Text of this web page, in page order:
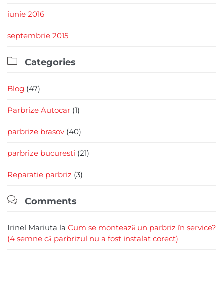
iunie 2016
septembrie 2015
 Categories
Blog (47)
Parbrize Autocar (1)
parbrize brasov (40)
parbrize bucuresti (21)
Reparatie parbriz (3)
 Comments
Irinel Mariuta la Cum se montează un parbriz în service?
(4 semne că parbrizul nu a fost instalat corect)